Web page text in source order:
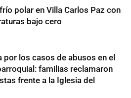
polar en Villa Carlos Paz con
bajo cero
por los casos de abusos en el
familias reclamaron
frente a la Iglesia del